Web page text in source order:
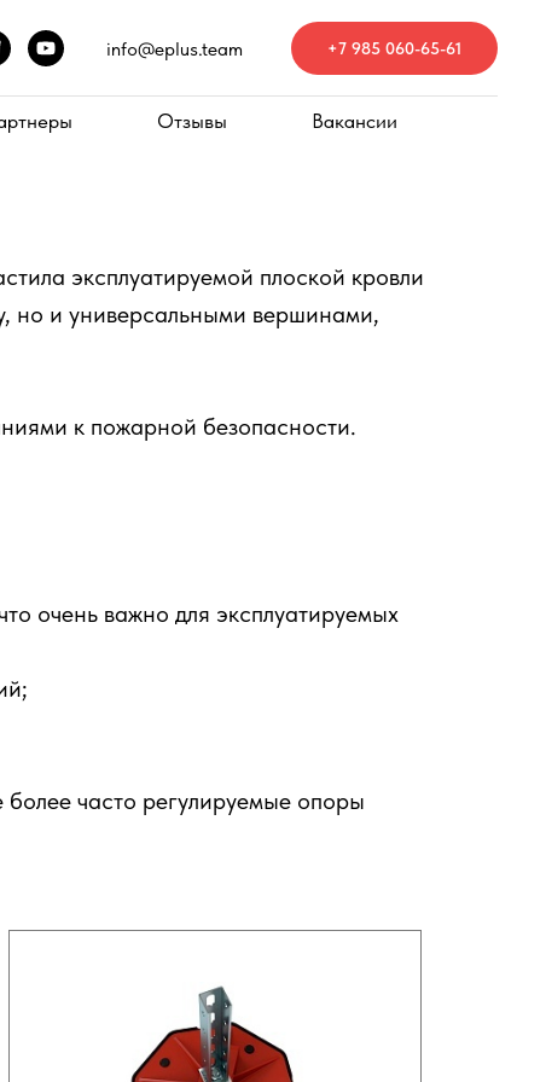
info@eplus.team +7 985 060-65-61
Отзывы
Вакансии
эксплуатируемой плоской кровли
но и универсальными вершинами,
к пожарной безопасности.
очень важно для эксплуатируемых
более часто регулируемые опоры